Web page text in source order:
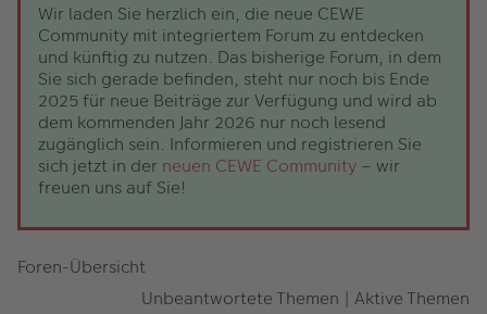
Wir laden Sie herzlich ein, die neue CEWE
Community mit integriertem Forum zu entdecken
und künftig zu nutzen. Das bisherige Forum, in dem
Sie sich gerade befinden, steht nur noch bis Ende
2025 für neue Beiträge zur Verfügung und wird ab
dem kommenden Jahr 2026 nur noch lesend
zugänglich sein. Informieren und registrieren Sie
sich jetzt in der neuen CEWE Community – wir
freuen uns auf Sie!
Foren-Übersicht
Unbeantwortete Themen | Aktive Themen